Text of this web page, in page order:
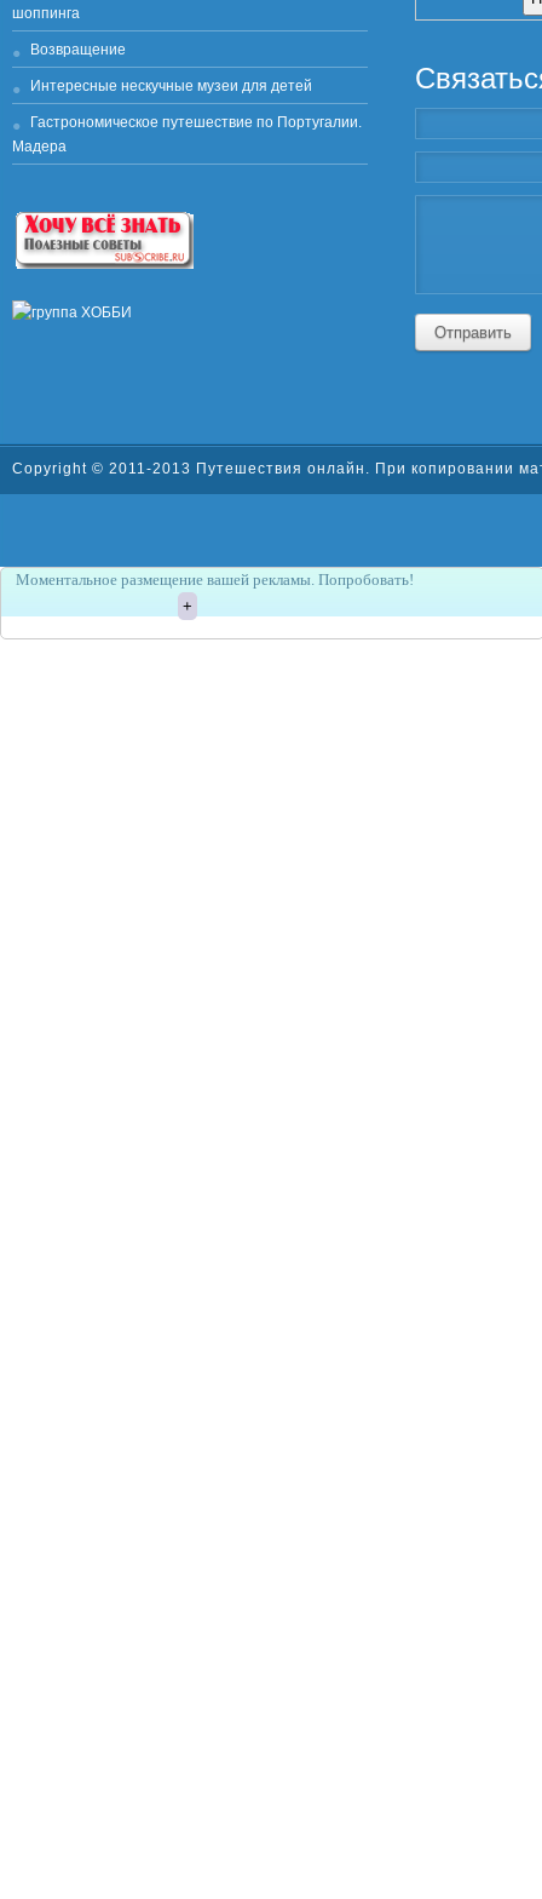
шоппинга
Возвращение
Интересные нескучные музеи для детей
Гастрономическое путешествие по Португалии.
Мадера
Отправить
Copyright © 2011-2013 Путешествия онлайн . При копировании
Моментальное размещение вашей рекламы. Попробовать!
+